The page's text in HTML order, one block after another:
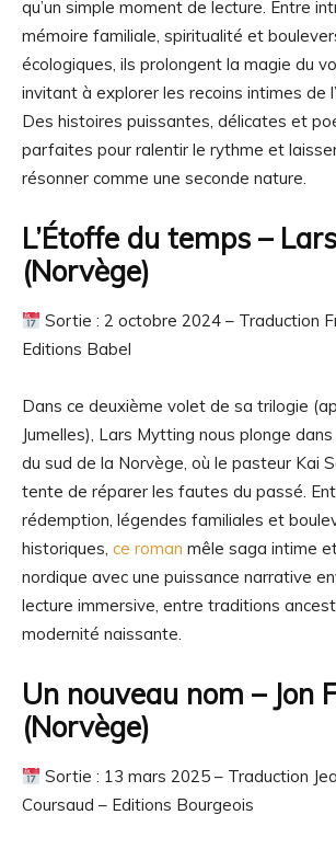
qu’un simple moment de lecture. Entre
mémoire familiale, spiritualité et
écologiques, ils prolongent la magie du
invitant à explorer les recoins intimes de
Des histoires puissantes, délicates et
parfaites pour ralentir le rythme et
résonner comme une seconde nature.
L’Étoffe du temps –
(Norvège)
Sortie : 2 octobre 2024 – Traduction
Editions Babel
Dans ce deuxième volet de sa trilogie
Jumelles), Lars Mytting nous plonge
du sud de la Norvège, où le pasteur Kai
tente de réparer les fautes du passé.
rédemption, légendes familiales et
historiques, ce roman mêle saga intime
nordique avec une puissance narrative
lecture immersive, entre traditions
modernité naissante.
Un nouveau nom – Jon
(Norvège)
Sortie : 13 mars 2025 – Traduction
Coursaud – Editions Bourgeois